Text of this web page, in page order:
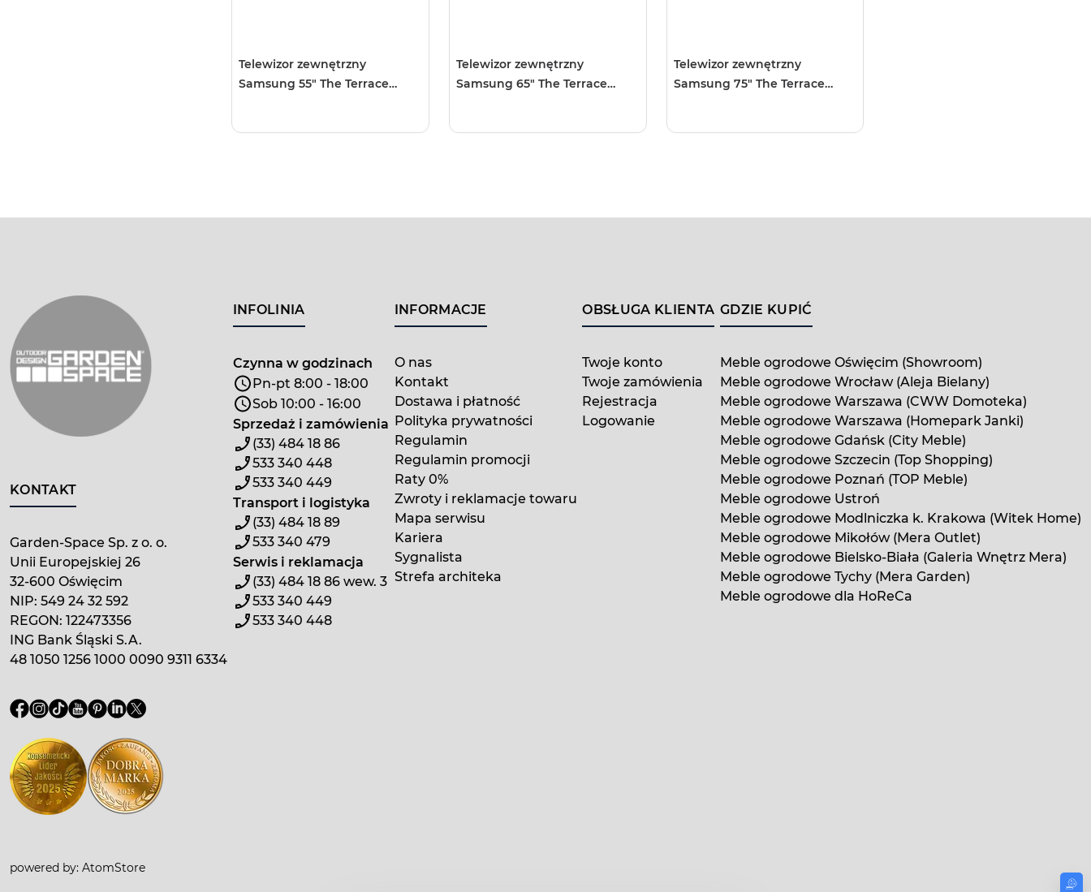
Telewizor zewnętrzny
Samsung 55" The Terrace
Telewizor zewnętrzny
Samsung 65" The Terrace
Telewizor zewnętrzny
Samsung 75" The Terrace
KONTAKT
Garden-Space Sp. z o. o.
Unii Europejskiej 26
32-600 Oświęcim
NIP: 549 24 32 592
REGON: 122473356
ING Bank Śląski S.A.
48 1050 1256 1000 0090 9311 6334
INFOLINIA
Czynna w godzinach
Pn-pt 8:00 - 18:00
Sob 10:00 - 16:00
Sprzedaż i zamówienia
(33) 484 18 86
533 340 448
533 340 449
Transport i logistyka
(33) 484 18 89
533 340 479
Serwis i reklamacja
(33) 484 18 86 wew. 3
533 340 449
533 340 448
INFORMACJE
O nas
Kontakt
Dostawa i płatność
Polityka prywatności
Regulamin
Regulamin promocji
Raty 0%
Zwroty i reklamacje towaru
Mapa serwisu
Kariera
Sygnalista
Strefa architeka
OBSŁUGA KLIENTA
Twoje konto
Twoje zamówienia
Rejestracja
Logowanie
GDZIE KUPIĆ
Meble ogrodowe Oświęcim (Showroom)
Meble ogrodowe Wrocław (Aleja Bielany)
Meble ogrodowe Warszawa (CWW Domoteka)
Meble ogrodowe Warszawa (Homepark Janki)
Meble ogrodowe Gdańsk (City Meble)
Meble ogrodowe Szczecin (Top Shopping)
Meble ogrodowe Poznań (TOP Meble)
Meble ogrodowe Ustroń
Meble ogrodowe Modlniczka k. Krakowa (Witek Home)
Meble ogrodowe Mikołów (Mera Outlet)
Meble ogrodowe Bielsko-Biała (Galeria Wnętrz Mera)
Meble ogrodowe Tychy (Mera Garden)
Meble ogrodowe dla HoReCa
powered by: AtomStore